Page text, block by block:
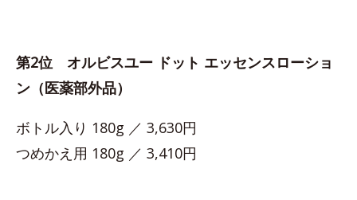
第2位 オルビスユー ドット エッセンスローショ
ン（医薬部外品）
ボトル入り 180g ／ 3,630円
つめかえ用 180g ／ 3,410円